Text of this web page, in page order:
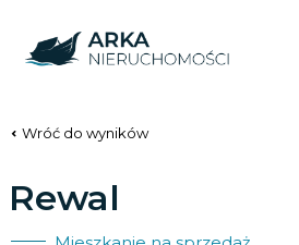
Wróć do wyników
Rewal